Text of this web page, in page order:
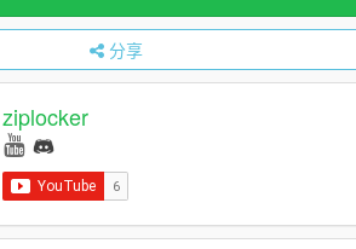
分享
ziplocker